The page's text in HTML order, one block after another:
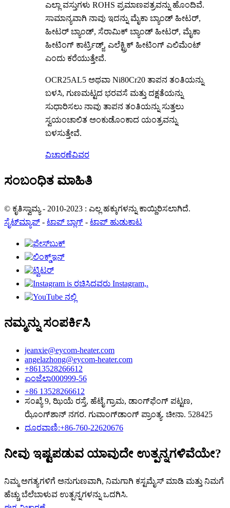
ಎಲ್ಲಾ ವಸ್ತುಗಳು ROHS ಪ್ರಮಾಣಪತ್ರವನ್ನು ಹೊಂದಿವೆ.
ಸಾಮಾನ್ಯವಾಗಿ ನಾವು ಇದನ್ನು ಮೈಕಾ ಬ್ಯಾಂಡ್ ಹೀಟರ್,
ಹೀಟರ್ ಬ್ಯಾಂಡ್, ಸೆರಾಮಿಕ್ ಬ್ಯಾಂಡ್ ಹೀಟರ್, ಮೈಕಾ
ಹೀಟಿಂಗ್ ಕಾರ್ಟ್ರಿಡ್ಜ್, ಎಲೆಕ್ಟ್ರಿಕ್ ಹೀಟಿಂಗ್ ಎಲಿಮೆಂಟ್
ಎಂದು ಕರೆಯುತ್ತೇವೆ.
OCR25AL5 ಅಥವಾ Ni80Cr20 ತಾಪನ ತಂತಿಯನ್ನು
ಬಳಸಿ, ಗುಣಮಟ್ಟದ ಭರವಸೆ ಮತ್ತು ದಕ್ಷತೆಯನ್ನು
ಸುಧಾರಿಸಲು ನಾವು ತಾಪನ ತಂತಿಯನ್ನು ಸುತ್ತಲು
ಸ್ವಯಂಚಾಲಿತ ಅಂಕುಡೊಂಕಾದ ಯಂತ್ರವನ್ನು
ಬಳಸುತ್ತೇವೆ.
ವಿಚಾರಣೆವಿವರ
ಸಂಬಂಧಿತ ಮಾಹಿತಿ
© ಕೃತಿಸ್ವಾಮ್ಯ - 2010-2023 : ಎಲ್ಲ ಹಕ್ಕುಗಳನ್ನು ಕಾಯ್ದಿರಿಸಲಾಗಿದೆ.
ಸೈಟ್‌ಮ್ಯಾಪ್ - ಟಾಪ್ ಬ್ಲಾಗ್ - ಟಾಪ್ ಹುಡುಕಾಟ
ನಮ್ಮನ್ನು ಸಂಪರ್ಕಿಸಿ
jeanxie@eycom-heater.com
angelazhong@eycom-heater.com
+8613528266612
ಏಂಜೆಲಾ000999-56
+86 13528266612
ಸಂಖ್ಯೆ 9, ಝಿಯೆ ರಸ್ತೆ, ಹೆಟೈ ಗ್ರಾಮ, ಡಾಂಗ್‌ಫೆಂಗ್ ಪಟ್ಟಣ,
ಝೊಂಗ್‌ಶಾನ್ ನಗರ. ಗುವಾಂಗ್‌ಡಾಂಗ್ ಪ್ರಾಂತ್ಯ. ಚೀನಾ. 528425
ದೂರವಾಣಿ:+86-760-22620676
ನೀವು ಇಷ್ಟಪಡುವ ಯಾವುದೇ ಉತ್ಪನ್ನಗಳಿವೆಯೇ?
ನಿಮ್ಮ ಅಗತ್ಯಗಳಿಗೆ ಅನುಗುಣವಾಗಿ, ನಿಮಗಾಗಿ ಕಸ್ಟಮೈಸ್ ಮಾಡಿ ಮತ್ತು ನಿಮಗೆ
ಹೆಚ್ಚು ಬೆಲೆಬಾಳುವ ಉತ್ಪನ್ನಗಳನ್ನು ಒದಗಿಸಿ.